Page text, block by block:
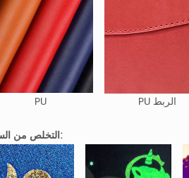
PU PU الربط
التخلص من السطح: